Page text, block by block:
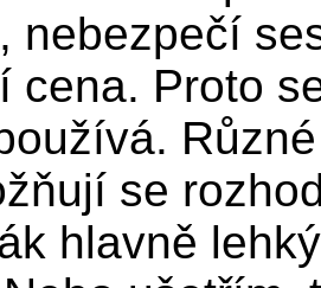
nebezpečí
cena. Proto
se
hlavně